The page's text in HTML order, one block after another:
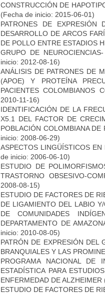
CONSTRUCCIÓN DE
(Fecha de inicio: 2015-06-01)
PATRONES DE
DESARROLLO DE ARCOS
DE POLLO ENTRE ESTADIOS
GRUPO DE
inicio: 2012-08-16)
ANÁLISIS DE PATRONES DE
(APOE) Y PROTEÍNA
PACIENTES COLOMBIANOS
2010-11-16)
IDENTIFICACIÓN DE LA
X5.1 DEL FACTOR DE
POBLACIÓN COLOMBIANA DE
inicio: 2008-06-29)
ASPECTOS LINGÜÍSTICOS
de inicio: 2006-06-10)
ESTUDIO DE
TRASTORNO OBSESIVO-
2008-08-15)
ESTUDIO DE FACTORES DE
DE LIGAMIENTO DEL LABIO
DE COMUNIDADES
DEPARTAMENTO DE
inicio: 2010-08-05)
PATRÓN DE EXPRESIÓN DEL
BRANQUIALES Y LAS
PROGRAMA NACIONAL DE
ESTADÍSTICA PARA
ENFERMEDAD DE ALZHEIMER
ESTUDIO DE FACTORES DE